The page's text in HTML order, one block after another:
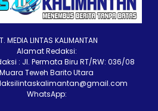
MEDIA LINTAS KALIMANTAN
Alamat Redaksi:
: Jl. Permata Biru RT/RW: 036/08
Muara Teweh Barito Utara
WhatsApp: